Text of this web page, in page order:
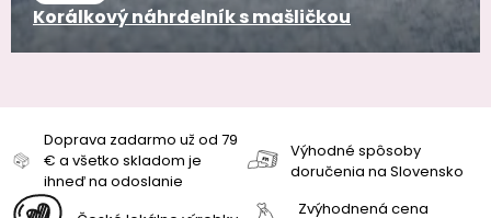
Korálkový náhrdelník s mašličkou
Doprava zadarmo už od 79
€ a všetko skladom je
ihneď na odoslanie
Výhodné spôsoby
doručenia na Slovensko
Zvýhodnená cena